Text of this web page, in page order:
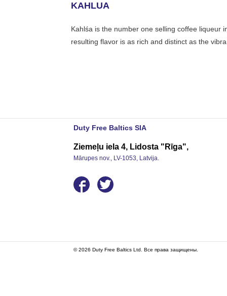
KAHLUA
Kahlśa is the number one selling coffee liqueur
resulting flavor is as rich and distinct as the
Duty Free Baltics SIA
Ziemeļu iela 4, Lidosta "Rīga",
Mārupes nov., LV-1053, Latvija.
© 2026 Duty Free Baltics Ltd. Все права защищены.